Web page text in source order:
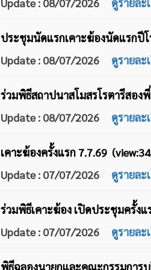
ประชุมนัดแรก​เคาะฆ้องนัดแรก​ปี​
Update : 08/07/2026 ดูรายละ
ร่วมพิธีสถาปนาสโมสรโรตารีสอง
Update : 08/07/2026 ดูรายละ
เคาะฆ้องครั้งแรก 7.7.69
Update : 07/07/2026 ดูรายละ
ร่วมพิธีเคาะฆ้อง เปิดประชุมครั้ง
Update : 07/07/2026 ดูรายละ
พิธีฉลองนายกและคณะกรรมการ